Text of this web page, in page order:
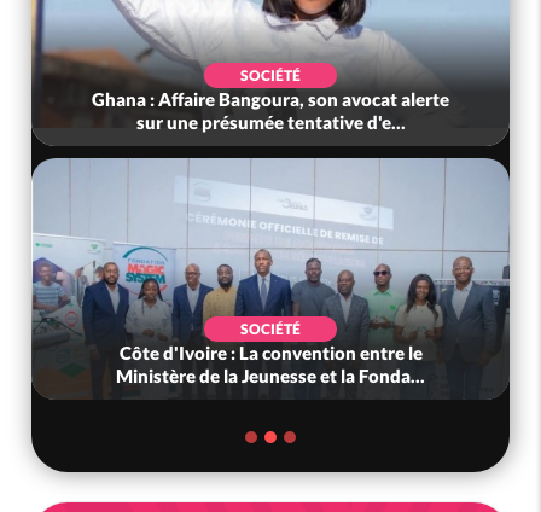
SOCIÉTÉ
Ghana : Affaire Bangoura, son avocat alerte
sur une présumée tentative d'e...
SOCIÉTÉ
Côte d'Ivoire : La convention entre le
Ministère de la Jeunesse et la Fonda...